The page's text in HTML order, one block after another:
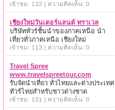
เข้าชม: 132 | ความคิดเห็น: 0
เชียงใหม่วันเดอร์แลนด์ ทราเวล
บริษัททัวร์ชั้นนำของภาคเหนือ นำ
เที่ยวทั่วภาคเหนือ เชียงใหม่
เข้าชม: 113 | ความคิดเห็น: 0
Travel Spree
www.travelspreetour.com
รับจัดนำเที่ยว ทั่วไทยและต่างประเทศ
ทัวร์ไทยสำหรับชาวต่างชาต
เข้าชม: 131 | ความคิดเห็น: 0